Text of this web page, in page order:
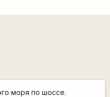
моря по шоссе.